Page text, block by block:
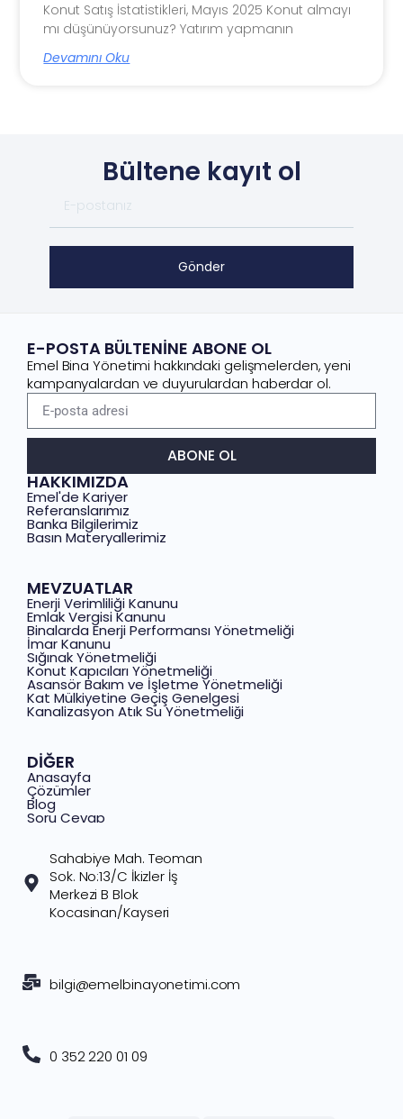
Konut Satış İstatistikleri, Mayıs 2025 Konut almayı
mı düşünüyorsunuz? Yatırım yapmanın
Devamını Oku
Bültene kayıt ol
Gönder
E-POSTA BÜLTENİNE ABONE OL
Emel Bina Yönetimi hakkındaki gelişmelerden, yeni
kampanyalardan ve duyurulardan haberdar ol.
ABONE OL
HAKKIMIZDA
Emel'de Kariyer
Referanslarımız
Banka Bilgilerimiz
Basın Materyallerimiz
MEVZUATLAR
Enerji Verimliliği Kanunu
Emlak Vergisi Kanunu
Binalarda Enerji Performansı Yönetmeliği
İmar Kanunu
Sığınak Yönetmeliği
Konut Kapıcıları Yönetmeliği
Asansör Bakım ve İşletme Yönetmeliği
Kat Mülkiyetine Geçiş Genelgesi
Kanalizasyon Atık Su Yönetmeliği
DİĞER
Anasayfa
Çözümler
Blog
Soru Cevap
Sahabiye Mah. Teoman
Sok. No:13/C İkizler İş
Merkezi B Blok
Kocasinan/Kayseri
bilgi@emelbinayonetimi.com
0 352 220 01 09​